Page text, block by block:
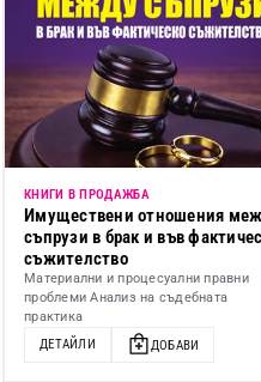
КНИГИ В ПРОДАЖБА
Имуществени отношения
съпрузи в брак и във
съжителство
Материални и процесуални правни
проблеми Анализ на съдебната
практика
ДЕТАЙЛИ
ДОБАВИ